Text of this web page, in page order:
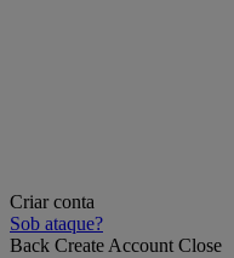
Criar conta
Sob ataque?
Back Create Account Close